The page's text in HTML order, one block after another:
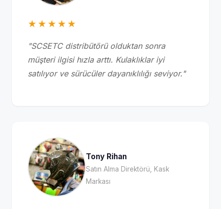
★★★★★
"SCSETC distribütörü olduktan sonra
müşteri ilgisi hızla arttı. Kulaklıklar iyi
satılıyor ve sürücüler dayanıklılığı seviyor."
Tony Rihan
Satın Alma Direktörü, Kask
Markası